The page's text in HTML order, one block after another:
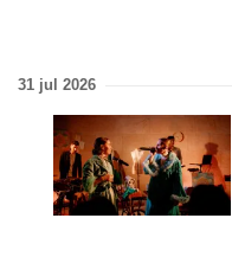
31 jul 2026